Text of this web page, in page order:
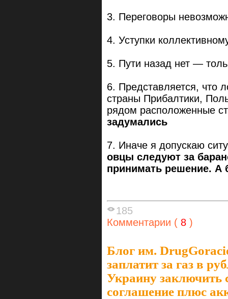
3. Переговоры
4. Уступки
5. Пути назад нет —
6. Представляется, что
страны Прибалтики,
рядом расположенные
задумались
7. Иначе я допускаю
овцы следуют за
принимать решение. А
185
Комментарии ( 8 )
Блог им.
заплатит за газ в
Украину заключить
соглашение плюс